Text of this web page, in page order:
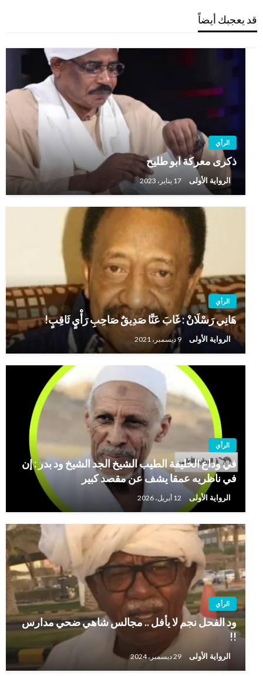
قد يعجبك أيضاً
الرأي
ذكرى معركة ابو طليح
الرواية الأولى 17 يناير، 2023
الرأي
هَانِي رَسْلَانْ : غَابَ عَنَّا صَدِيقٌ صَاحِبِ رَأْيٍ ثَاقِبٍ!
الرواية الأولى 9 ديسمبر، 2021
الرأي
في وداع الخليفة الطيب الشيخ الجد الشيخ ود بدر : إن
في ناظريه عمقا يشف عن مقصد كبير
الرواية الأولى 12 أبريل، 2026
الرأي
ود الفحل نجم لا يأفل .. مجالس شاهي ضحي مدارس
!!
الرواية الأولى 29 ديسمبر، 2024